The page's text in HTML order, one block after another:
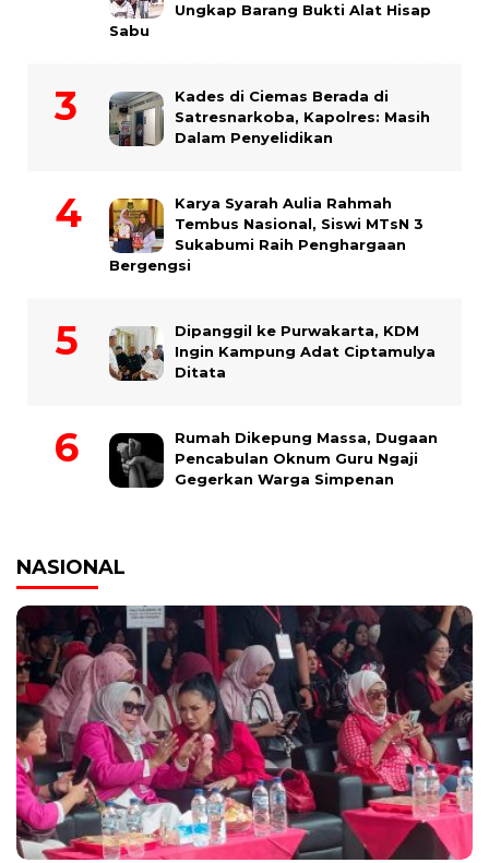
Ungkap Barang Bukti Alat Hisap
Sabu
Kades di Ciemas Berada di
Satresnarkoba, Kapolres: Masih
Dalam Penyelidikan
Karya Syarah Aulia Rahmah
Tembus Nasional, Siswi MTsN 3
Sukabumi Raih Penghargaan
Bergengsi
Dipanggil ke Purwakarta, KDM
Ingin Kampung Adat Ciptamulya
Ditata
Rumah Dikepung Massa, Dugaan
Pencabulan Oknum Guru Ngaji
Gegerkan Warga Simpenan
NASIONAL